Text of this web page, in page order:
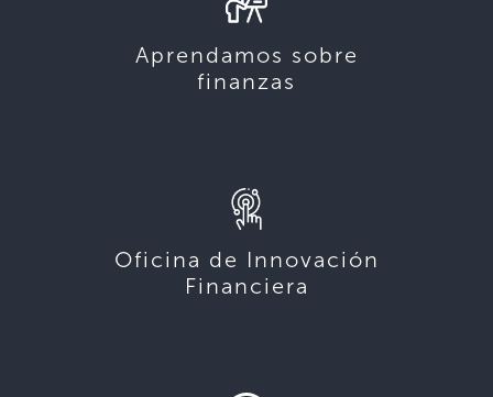
Aprendamos sobre
finanzas
Oficina de Innovación
Financiera